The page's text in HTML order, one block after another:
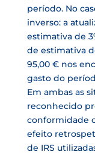
período. No
inverso: a
estimativa de
de estimativa
95,00 € nos
gasto do
Em ambas as
reconhecido
conformidade
efeito
de IRS